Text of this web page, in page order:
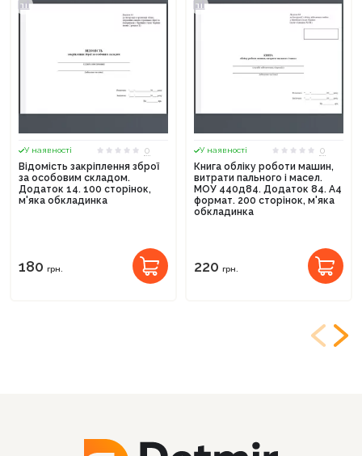
У наявності
0
Відомість закріплення зброї
за особовим складом.
Додаток 14. 100 сторінок,
м'яка обкладинка
180 грн.
У наявності
0
Книга обліку роботи машин,
витрати пального і масел.
МОУ 440д84. Додаток 84. А4
формат. 200 сторінок, м'яка
обкладинка
220 грн.